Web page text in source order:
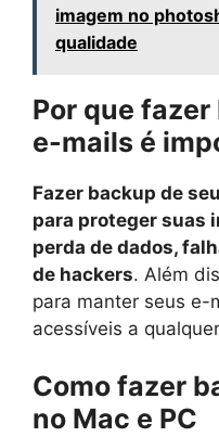
imagem no
qualidade
Por que
e-mails é
Fazer backup de
para proteger suas
perda de dados,
de hackers. Além
para manter seus e-
acessíveis a
Como fazer
no Mac e PC